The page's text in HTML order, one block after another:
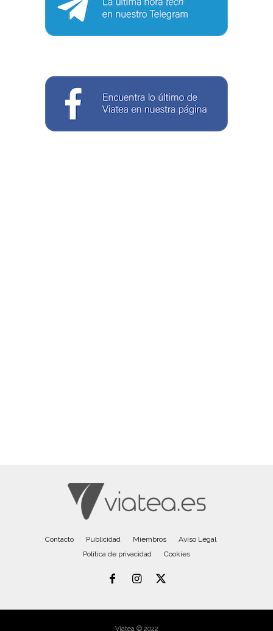
Contacto Publicidad Miembros
Aviso Legal
Política de privacidad
Cookies
Viatea © 2022